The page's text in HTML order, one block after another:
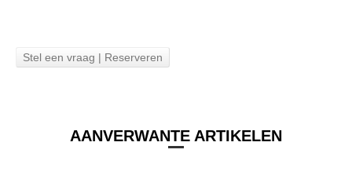
Stel een vraag | Reserveren
AANVERWANTE ARTIKELEN